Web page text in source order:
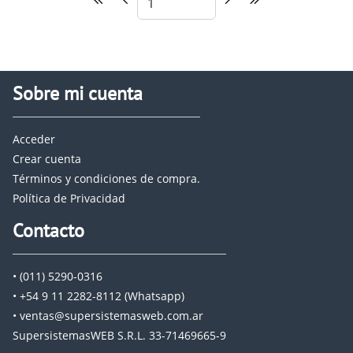
Sobre mi cuenta
Acceder
Crear cuenta
Términos y condiciones de compra.
Política de Privacidad
Contacto
• (011) 5290-0316
• +54 9 11 2282-8112 (Whatsapp)
• ventas@supersistemasweb.com.ar
SupersistemasWEB S.R.L. 33-71469665-9